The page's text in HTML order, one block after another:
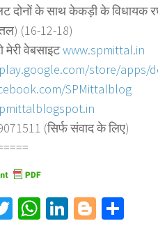
दोनों के साथ केकड़ी के विधायक
(16-12-18)
मेरी वेबसाइटwww.spmittal.in
store/apps/
SPMittalblog
(सिर्फ संवाद के लिए)
TwitterWhatsApp
LinkedIn
Blogger